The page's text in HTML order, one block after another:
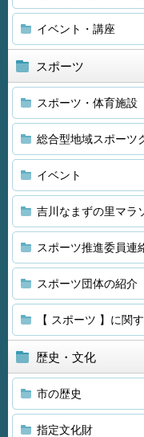
イベント・講座
スポーツ
スポーツ・体育施設
総合型地域スポーツ
イベント
吉川なまずの里マラ
スポーツ推進委員連
スポーツ団体の紹介
【 スポーツ 】に関
歴史・文化
市の歴史
指定文化財